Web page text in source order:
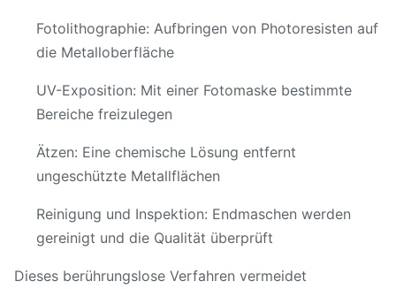
Fotolithographie: Aufbringen von Photoresisten auf
die Metalloberfläche
UV-Exposition: Mit einer Fotomaske bestimmte
Bereiche freizulegen
Ätzen: Eine chemische Lösung entfernt
ungeschützte Metallflächen
Reinigung und Inspektion: Endmaschen werden
gereinigt und die Qualität überprüft
Dieses berührungslose Verfahren vermeidet